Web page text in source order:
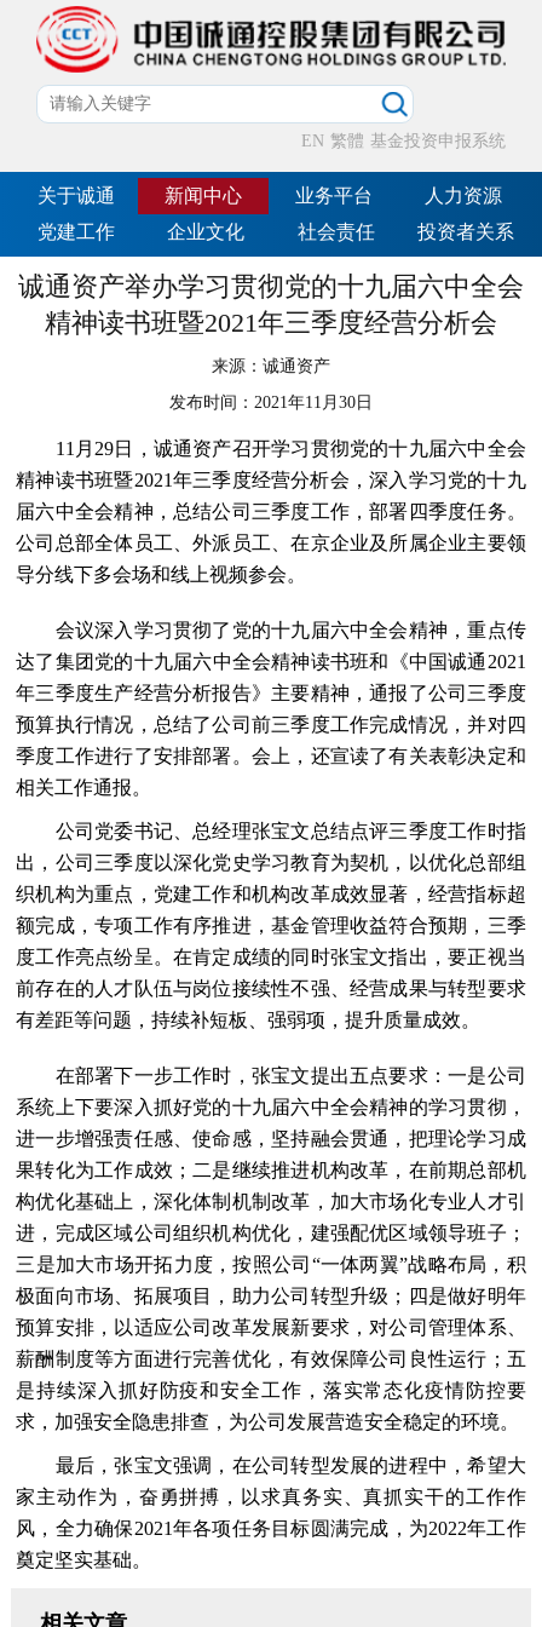
EN 繁體 基金投资申报系统
关于诚通 新闻中心 业务平台
人力资源
党建工作
企业文化 社会责任 投资者关系
诚通资产举办学习贯彻党的十九届六中全会
精神读书班暨2021年三季度经营分析会
来源： 诚通资产
发布时间： 2021年11月30日
11月29日，诚通资产召开学习贯彻党的十九届六中全会
精神读书班暨2021年三季度经营分析会，深入学习党的十九
届六中全会精神，总结公司三季度工作，部署四季度任务。
公司总部全体员工、外派员工、在京企业及所属企业主要领
导分线下多会场和线上视频参会。
会议深入学习贯彻了党的十九届六中全会精神，重点传
达了集团党的十九届六中全会精神读书班和《中国诚通2021
年三季度生产经营分析报告》主要精神，通报了公司三季度
预算执行情况，总结了公司前三季度工作完成情况，并对四
季度工作进行了安排部署。会上，还宣读了有关表彰决定和
相关工作通报。
公司党委书记、总经理张宝文总结点评三季度工作时指
出，公司三季度以深化党史学习教育为契机，以优化总部组
织机构为重点，党建工作和机构改革成效显著，经营指标超
额完成，专项工作有序推进，基金管理收益符合预期，三季
度工作亮点纷呈。在肯定成绩的同时张宝文指出，要正视当
前存在的人才队伍与岗位接续性不强、经营成果与转型要求
有差距等问题，持续补短板、强弱项，提升质量成效。
在部署下一步工作时，张宝文提出五点要求：一是公司
系统上下要深入抓好党的十九届六中全会精神的学习贯彻，
进一步增强责任感、使命感，坚持融会贯通，把理论学习成
果转化为工作成效；二是继续推进机构改革，在前期总部机
构优化基础上，深化体制机制改革，加大市场化专业人才引
进，完成区域公司组织机构优化，建强配优区域领导班子；
三是加大市场开拓力度，按照公司“一体两翼”战略布局，积
极面向市场、拓展项目，助力公司转型升级；四是做好明年
预算安排，以适应公司改革发展新要求，对公司管理体系、
薪酬制度等方面进行完善优化，有效保障公司良性运行；五
是持续深入抓好防疫和安全工作，落实常态化疫情防控要
求，加强安全隐患排查，为公司发展营造安全稳定的环境。
最后，张宝文强调，在公司转型发展的进程中，希望大
家主动作为，奋勇拼搏，以求真务实、真抓实干的工作作
风，全力确保2021年各项任务目标圆满完成，为2022年工作
奠定坚实基础。